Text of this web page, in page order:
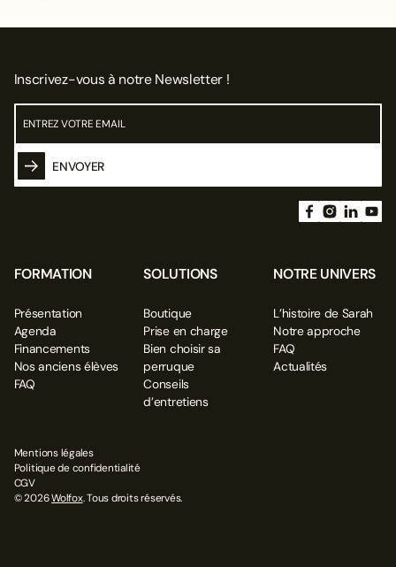
Inscrivez-vous à notre Newsletter !
ENVOYER
FORMATION
Présentation
Agenda
Financements
Nos anciens élèves
FAQ
SOLUTIONS
Boutique
Prise en charge
Bien choisir sa
perruque
Conseils
d’entretiens
NOTRE UNIVERS
L’histoire de Sarah
Notre approche
FAQ
Actualités
Mentions légales
Politique de confidentialité
CGV
© 2026Wolfox. Tous droits réservés.